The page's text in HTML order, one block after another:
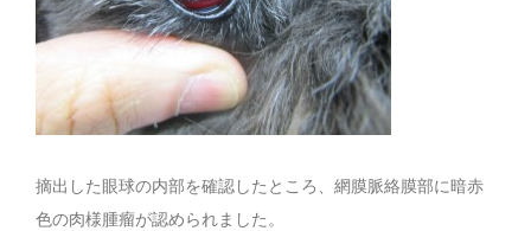
摘出した眼球の内部を確認したところ、網膜脈絡膜部に暗赤
色の肉様腫瘤が認められました。